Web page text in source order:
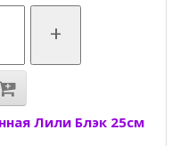
+
Лили Блэк 25см